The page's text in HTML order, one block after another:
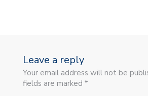
Leave a reply
Your email address will not be
fields are marked *